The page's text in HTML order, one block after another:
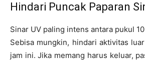
Hindari Puncak Paparan
Sinar UV paling intens antara pukul
Sebisa mungkin, hindari aktivitas
jam ini. Jika memang harus keluar,